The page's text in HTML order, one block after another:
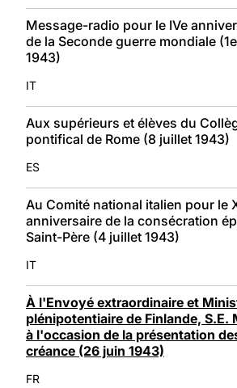
Message-radio pour le IVe
de la Seconde guerre mondiale
1943)
IT
Aux supérieurs et élèves du
pontifical de Rome (8 juillet 1943)
ES
Au Comité national italien pour le
anniversaire de la consécration
Saint-Père (4 juillet 1943)
IT
À l'Envoyé extraordinaire et
plénipotentiaire de Finlande, S.E.
à l'occasion de la présentation
créance (26 juin 1943)
FR